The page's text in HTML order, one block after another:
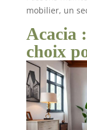
mobilier, un
Acacia
choix